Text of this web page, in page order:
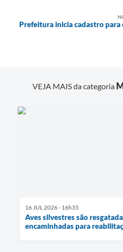
Prefeitura inicia cadastro para
VEJA MAIS da categoria
16 JUL 2026 - 16h35
Aves silvestres são
encaminhadas para